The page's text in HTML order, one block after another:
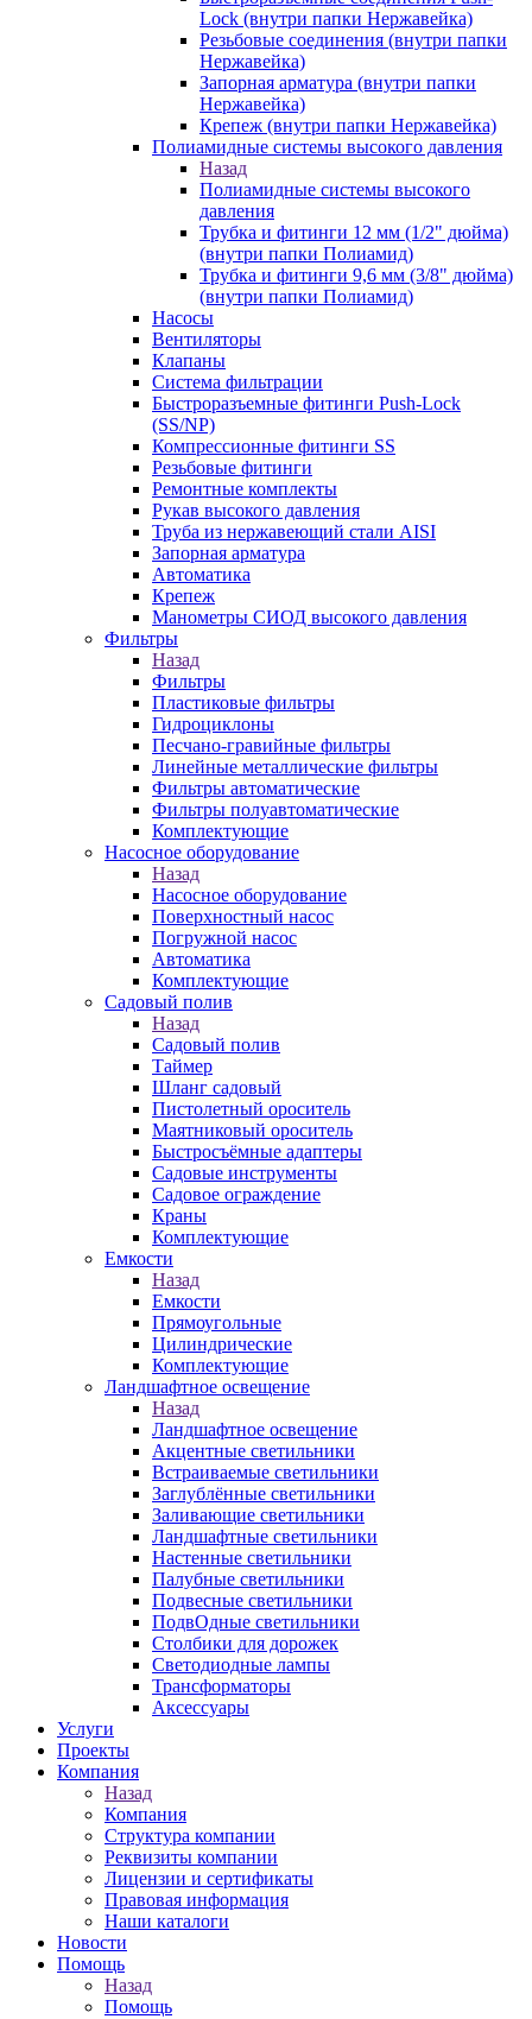
Lock (внутри папки Нержавейка)
Резьбовые соединения (внутри папки
Нержавейка)
Запорная арматура (внутри папки
Нержавейка)
Крепеж (внутри папки Нержавейка)
Полиамидные системы высокого давления
Назад
Полиамидные системы высокого
давления
Трубка и фитинги 12 мм (1/2" дюйма)
(внутри папки Полиамид)
Трубка и фитинги 9,6 мм (3/8" дюйма)
(внутри папки Полиамид)
Насосы
Вентиляторы
Клапаны
Система фильтрации
Быстроразъемные фитинги Push-Lock
(SS/NP)
Компрессионные фитинги SS
Резьбовые фитинги
Ремонтные комплекты
Рукав высокого давления
Труба из нержавеющий стали AISI
Запорная арматура
Автоматика
Крепеж
Манометры СИОД высокого давления
Фильтры
Назад
Фильтры
Пластиковые фильтры
Гидроциклоны
Песчано-гравийные фильтры
Линейные металлические фильтры
Фильтры автоматические
Фильтры полуавтоматические
Комплектующие
Насосное оборудование
Назад
Насосное оборудование
Поверхностный насос
Погружной насос
Автоматика
Комплектующие
Садовый полив
Назад
Садовый полив
Таймер
Шланг садовый
Пистолетный ороситель
Маятниковый ороситель
Быстросъёмные адаптеры
Садовые инструменты
Садовое ограждение
Краны
Комплектующие
Емкости
Назад
Емкости
Прямоугольные
Цилиндрические
Комплектующие
Ландшафтное освещение
Назад
Ландшафтное освещение
Акцентные светильники
Встраиваемые светильники
Заглублённые светильники
Заливающие светильники
Ландшафтные светильники
Настенные светильники
Палубные светильники
Подвесные светильники
ПодвОдные светильники
Столбики для дорожек
Светодиодные лампы
Трансформаторы
Аксессуары
Услуги
Проекты
Компания
Назад
Компания
Структура компании
Реквизиты компании
Лицензии и сертификаты
Правовая информация
Наши каталоги
Новости
Помощь
Назад
Помощь